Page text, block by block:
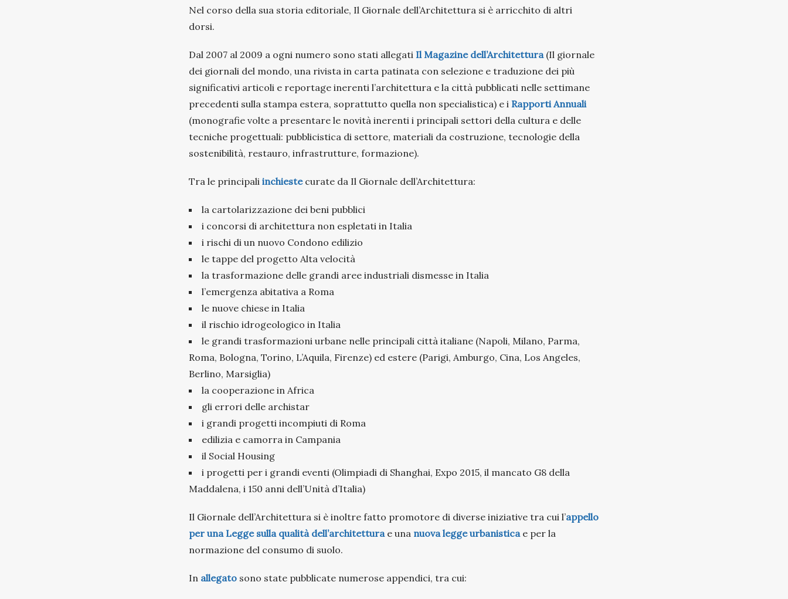
Nel corso della sua storia editoriale, Il Giornale dell’Architettura si è arricchito di altri
dorsi.
Dal 2007 al 2009 a ogni numero sono stati allegati Il Magazine dell’Architettura (Il giornale
dei giornali del mondo, una rivista in carta patinata con selezione e traduzione dei più
significativi articoli e reportage inerenti l’architettura e la città pubblicati nelle settimane
precedenti sulla stampa estera, soprattutto quella non specialistica) e i Rapporti Annuali
(monografie volte a presentare le novità inerenti i principali settori della cultura e delle
tecniche progettuali: pubblicistica di settore, materiali da costruzione, tecnologie della
sostenibilità, restauro, infrastrutture, formazione).
Tra le principali inchieste curate da Il Giornale dell’Architettura:
la cartolarizzazione dei beni pubblici
i concorsi di architettura non espletati in Italia
i rischi di un nuovo Condono edilizio
le tappe del progetto Alta velocità
la trasformazione delle grandi aree industriali dismesse in Italia
l’emergenza abitativa a Roma
le nuove chiese in Italia
il rischio idrogeologico in Italia
le grandi trasformazioni urbane nelle principali città italiane (Napoli, Milano, Parma,
Roma, Bologna, Torino, L’Aquila, Firenze) ed estere (Parigi, Amburgo, Cina, Los Angeles,
Berlino, Marsiglia)
la cooperazione in Africa
gli errori delle archistar
i grandi progetti incompiuti di Roma
edilizia e camorra in Campania
il Social Housing
i progetti per i grandi eventi (Olimpiadi di Shanghai, Expo 2015, il mancato G8 della
Maddalena, i 150 anni dell’Unità d’Italia)
Il Giornale dell’Architettura si è inoltre fatto promotore di diverse iniziative tra cui l’appello
per una Legge sulla qualità dell’architettura e una nuova legge urbanistica e per la
normazione del consumo di suolo.
In allegato sono state pubblicate numerose appendici, tra cui: